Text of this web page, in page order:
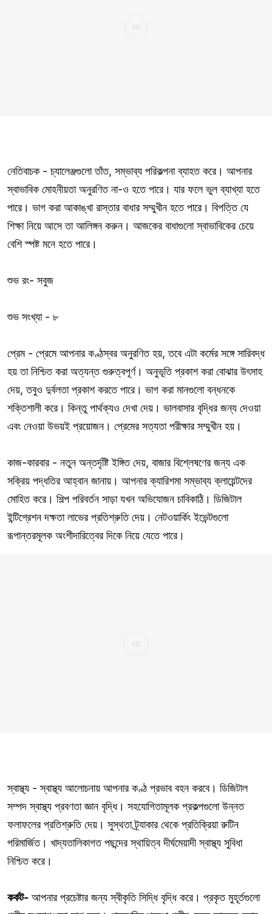
নেতিবাচক - চ্যালেঞ্জগুলো তাঁত, সম্ভাব্য পরিকল্পনা ব্যাহত করে। আপনার
স্বাভাবিক মোহনীয়তা অনুরণিত না-ও হতে পারে। যার ফলে ভুল ব্যাখ্যা হতে
পারে। ভাগ করা আকাঙ্খা রাস্তার বাধার সম্মুখীন হতে পারে। বিপত্তি যে
শিক্ষা নিয়ে আসে তা আলিঙ্গন করুন। আজকের বাধাগুলো স্বাভাবিকের চেয়ে
বেশি স্পষ্ট মনে হতে পারে।
শুভ রং- সবুজ
শুভ সংখ্যা - ৮
প্রেম - প্রেমে আপনার কণ্ঠস্বর অনুরণিত হয়, তবে এটা কর্মের সঙ্গে সারিবদ্ধ
হয় তা নিশ্চিত করা অত্যন্ত গুরুত্বপূর্ণ। অনুভূতি প্রকাশ করা বোঝার উৎসাহ
দেয়, তবুও দুর্বলতা প্রকাশ করতে পারে। ভাগ করা মানগুলো বন্ধনকে
শক্তিশালী করে। কিন্তু পার্থক্যও দেখা দেয়। ভালবাসার বৃদ্ধির জন্য দেওয়া
এবং নেওয়া উভয়ই প্রয়োজন। প্রেমের সত্যতা পরীক্ষার সম্মুখীন হয়।
কাজ-কারবার - নতুন অন্তর্দৃষ্টি ইঙ্গিত দেয়, বাজার বিশ্লেষণের জন্য এক
সক্রিয় পদ্ধতির আহ্বান জানায়। আপনার ক্যারিশমা সম্ভাব্য ক্লায়েন্টদের
মোহিত করে। শিল্প পরিবর্তন সাড়া যখন অভিযোজন চাবিকাঠি। ডিজিটাল
ইন্টিগ্রেশন দক্ষতা লাভের প্রতিশ্রুতি দেয়। নেটওয়ার্কিং ইভেন্টগুলো
রূপান্তরমূলক অংশীদারিত্বের দিকে নিয়ে যেতে পারে।
স্বাস্থ্য - স্বাস্থ্য আলোচনায় আপনার কণ্ঠ প্রভাব বহন করবে। ডিজিটাল
সম্পদ স্বাস্থ্য প্রবণতা জ্ঞান বৃদ্ধি। সহযোগিতামূলক প্রকল্পগুলো উন্নত
ফলাফলের প্রতিশ্রুতি দেয়। সুস্থতা ট্র্যাকার থেকে প্রতিক্রিয়া রুটিন
পরিমার্জিত। খাদ্যতালিকাগত পছন্দের স্থায়িত্ব দীর্ঘমেয়াদী স্বাস্থ্য সুবিধা
নিশ্চিত করে।
কর্কট- আপনার প্রচেষ্টার জন্য স্বীকৃতি সিদ্ধি বৃদ্ধি করে। প্রকৃত মুহূর্তগুলো